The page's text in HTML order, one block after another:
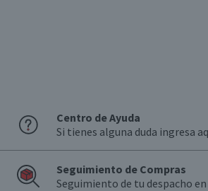
Centro de Ayuda
Si tienes alguna duda ingresa
Seguimiento de Compras
Seguimiento de tu despacho